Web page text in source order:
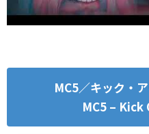
MC5／キック・
MC5 –